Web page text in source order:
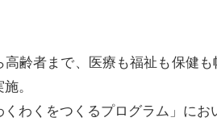
齢者まで、医療も福祉も保健
。
くわくをつくるプログラム」にお